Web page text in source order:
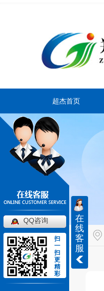
超杰首页
在
线
客
服
QQ咨询
扫
一
扫
更
精
彩